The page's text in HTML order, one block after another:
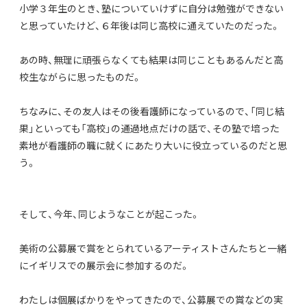
小学３年生のとき、塾についていけずに自分は勉強ができない
と思っていたけど、６年後は同じ高校に通えていたのだった。
あの時、無理に頑張らなくても結果は同じこともあるんだと高
校生ながらに思ったものだ。
ちなみに、その友人はその後看護師になっているので、「同じ結
果」といっても「高校」の通過地点だけの話で、その塾で培った
素地が看護師の職に就くにあたり大いに役立っているのだと思
う。
そして、今年、同じようなことが起こった。
美術の公募展で賞をとられているアーティストさんたちと一緒
にイギリスでの展示会に参加するのだ。
わたしは個展ばかりをやってきたので、公募展での賞などの実